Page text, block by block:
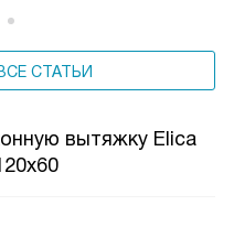
СТАТЬИ
вытяжку Elica